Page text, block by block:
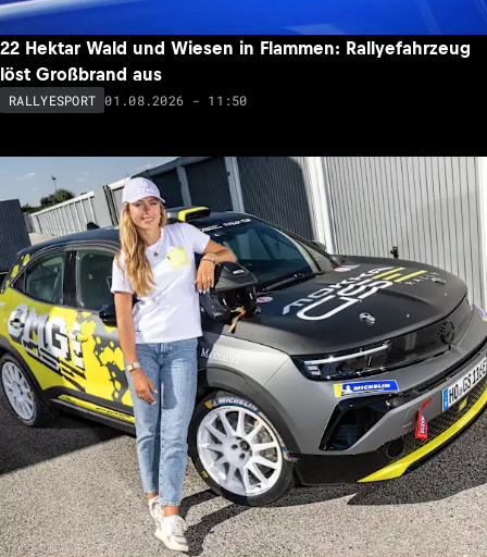
22 Hektar Wald und Wiesen in Flammen: Rallyefahrzeug
löst Großbrand aus
RALLYESPORT 01.08.2026 - 11:50